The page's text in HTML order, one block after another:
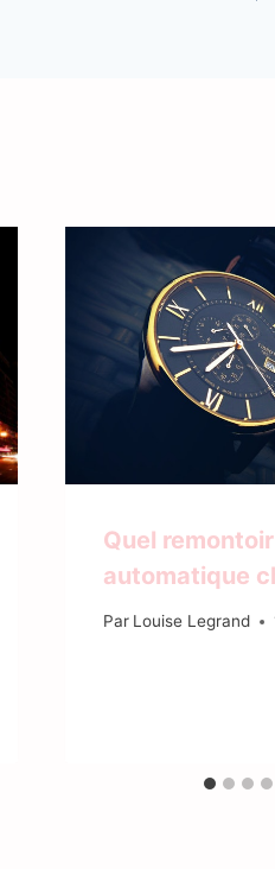
Quel
automatique
Par Louise Legrand